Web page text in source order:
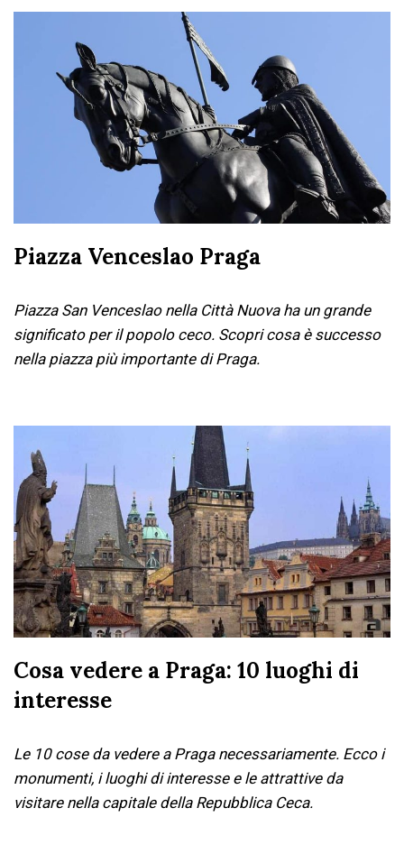
Piazza Venceslao Praga
Piazza San Venceslao nella Città Nuova ha un grande
significato per il popolo ceco. Scopri cosa è successo
nella piazza più importante di Praga.
Cosa vedere a Praga: 10 luoghi di
interesse
Le 10 cose da vedere a Praga necessariamente. Ecco i
monumenti, i luoghi di interesse e le attrattive da
visitare nella capitale della Repubblica Ceca.